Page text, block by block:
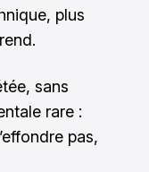
plus
sans
rare :
pas,